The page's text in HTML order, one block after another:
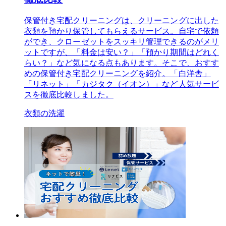
保管付き宅配クリーニングは、クリーニングに出した
衣類を預かり保管してもらえるサービス。自宅で依頼
ができ、クローゼットをスッキリ管理できるのがメリ
ットですが、「料金は安い？」「預かり期間はどれく
らい？」など気になる点もあります。そこで、おすす
めの保管付き宅配クリーニングを紹介。「白洋舎」
「リネット」「カジタク（イオン）」など人気サービ
スを徹底比較しました。
衣類の洗濯